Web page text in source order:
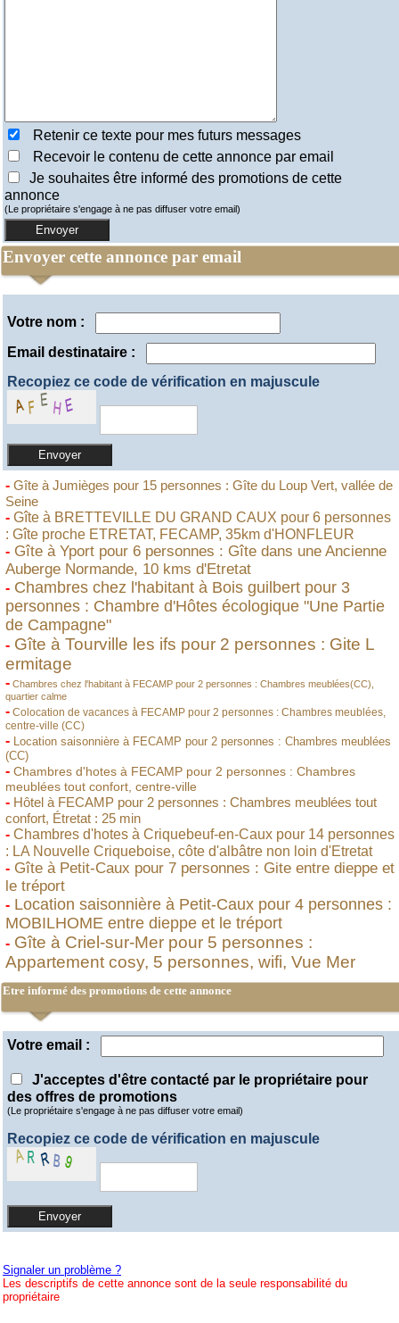
Retenir ce texte pour mes futurs messages
Recevoir le contenu de cette annonce par email
Je souhaites être informé des promotions de cette
annonce
(Le propriétaire s'engage à ne pas diffuser votre email)
Envoyer cette annonce par email
Votre nom :
Email destinataire :
Recopiez ce code de vérification en majuscule
- Gîte à Jumièges pour 15 personnes : Gîte du Loup Vert, vallée de
Seine
- Gîte à BRETTEVILLE DU GRAND CAUX pour 6 personnes
: Gîte proche ETRETAT, FECAMP, 35km d'HONFLEUR
- Gîte à Yport pour 6 personnes : Gîte dans une Ancienne
Auberge Normande, 10 kms d'Etretat
- Chambres chez l'habitant à Bois guilbert pour 3
personnes : Chambre d'Hôtes écologique "Une Partie
de Campagne"
- Gîte à Tourville les ifs pour 2 personnes : Gite L
ermitage
- Chambres chez l'habitant à FECAMP pour 2 personnes : Chambres meublées(CC),
quartier calme
- Colocation de vacances à FECAMP pour 2 personnes : Chambres meublées,
centre-ville (CC)
- Location saisonnière à FECAMP pour 2 personnes : Chambres meublées
(CC)
- Chambres d'hotes à FECAMP pour 2 personnes : Chambres
meublées tout confort, centre-ville
- Hôtel à FECAMP pour 2 personnes : Chambres meublées tout
confort, Étretat : 25 min
- Chambres d'hotes à Criquebeuf-en-Caux pour 14 personnes
: LA Nouvelle Criqueboise, côte d'albâtre non loin d'Etretat
- Gîte à Petit-Caux pour 7 personnes : Gite entre dieppe et
le tréport
- Location saisonnière à Petit-Caux pour 4 personnes :
MOBILHOME entre dieppe et le tréport
- Gîte à Criel-sur-Mer pour 5 personnes :
Appartement cosy, 5 personnes, wifi, Vue Mer
Etre informé des promotions de cette annonce
Votre email :
J'acceptes d'être contacté par le propriétaire pour
des offres de promotions
(Le propriétaire s'engage à ne pas diffuser votre email)
Recopiez ce code de vérification en majuscule
Signaler un problème ?
Les descriptifs de cette annonce sont de la seule responsabilité du
propriétaire